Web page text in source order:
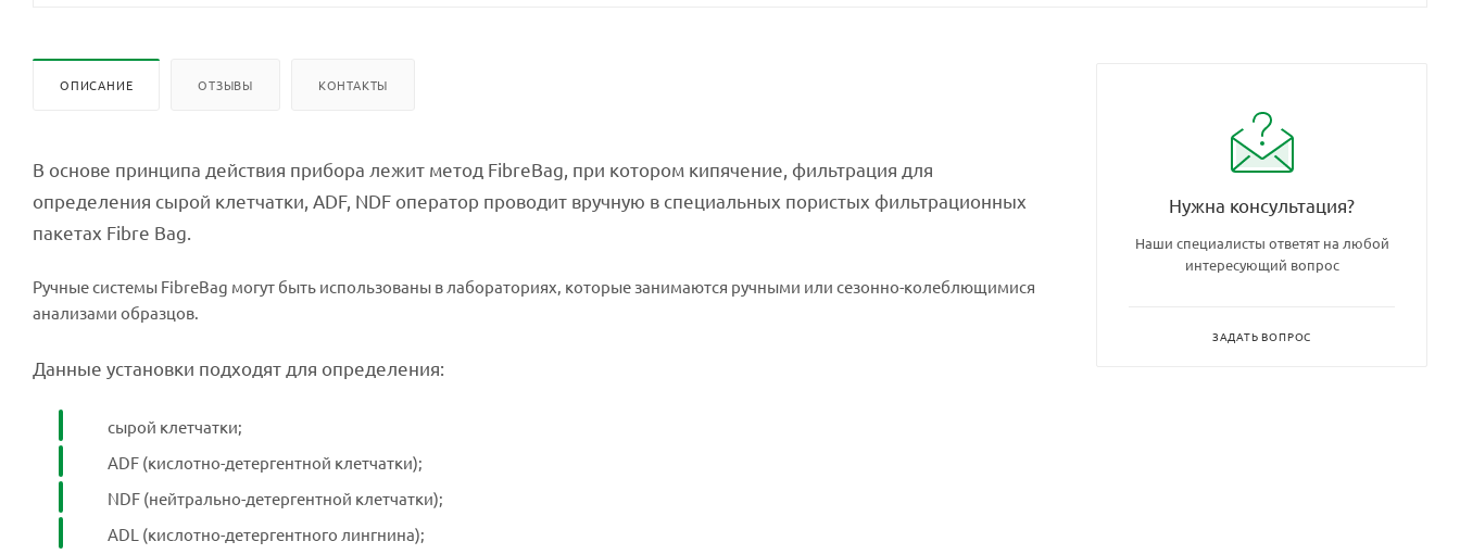
ОПИСАНИЕ ОТЗЫВЫ КОНТАКТЫ
В основе принципа действия прибора лежит метод FibreBag, при котором кипячение, фильтрация для
определения сырой клетчатки, ADF, NDF оператор проводит вручную в специальных пористых фильтрационных
пакетах Fibre Bag.
Ручные системы FibreBag могут быть использованы в лабораториях, которые занимаются ручными или сезонно-колеблющимися
анализами образцов.
Данные установки подходят для определения:
сырой клетчатки;
ADF (кислотно-детергентной клетчатки);
NDF (нейтрально-детергентной клетчатки);
ADL (кислотно-детергентного лингнина);
Нужна консультация?
Наши специалисты ответят на любой
интересующий вопрос
ЗАДАТЬ ВОПРОС